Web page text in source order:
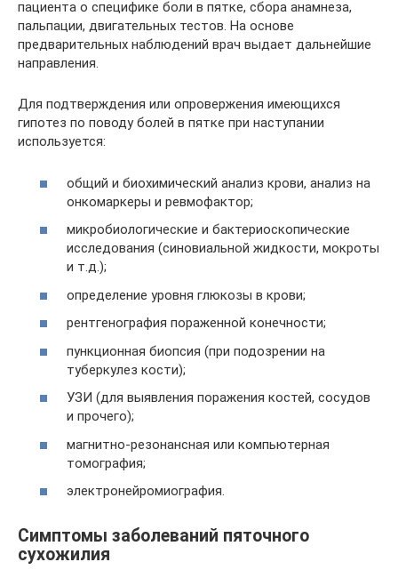
пациента о специфике боли в пятке, сбора анамнеза,
пальпации, двигательных тестов. На основе
предварительных наблюдений врач выдает дальнейшие
направления.
Для подтверждения или опровержения имеющихся
гипотез по поводу болей в пятке при наступании
используется:
общий и биохимический анализ крови, анализ на
онкомаркеры и ревмофактор;
микробиологические и бактериоскопические
исследования (синовиальной жидкости, мокроты
и т.д.);
определение уровня глюкозы в крови;
рентгенография пораженной конечности;
пункционная биопсия (при подозрении на
туберкулез кости);
УЗИ (для выявления поражения костей, сосудов
и прочего);
магнитно-резонансная или компьютерная
томография;
электронейромиография.
Симптомы заболеваний пяточного
сухожилия